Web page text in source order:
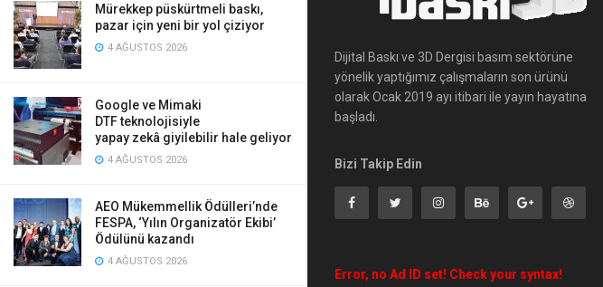
Mürekkep püskürtmeli baskı,
pazar için yeni bir yol çiziyor
4 AĞUSTOS 2026
Google ve Mimaki
DTF teknolojisiyle
yapay zekâ giyilebilir hale geliyor
4 AĞUSTOS 2026
AEO Mükemmellik Ödülleri’nde
FESPA, ‘Yılın Organizatör Ekibi’
Ödülünü kazandı
4 AĞUSTOS 2026
Dijital Baskı ve 3D Dergisi basım sektörüne
yönelik yaptığımız çalışmaların son ürünü
olarak Ocak 2019 ayı itibari ile yayın hayatına
başladı.
Bizi Takip Edin
Error, no Ad ID set! Check your syntax!